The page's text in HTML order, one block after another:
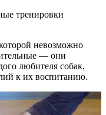
тренировки
невозможно
— они
любителя собак,
к их воспитанию.